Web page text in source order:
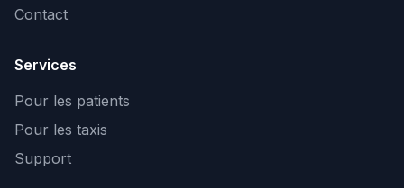
Contact
Services
Pour les patients
Pour les taxis
Support